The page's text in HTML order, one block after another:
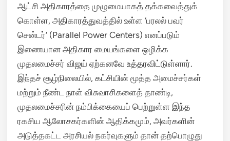
ஆட்சி அதிகாரத்தை முழுமையாகத் தக்கவைத்துக்
கொள்ள, அதிகாரத்துவத்தில் உள்ள ‘பரலல் பவர்
சென்டர்’ (Parallel Power Centers) எனப்படும்
இணையான அதிகார மையங்களை ஒழிக்க
முதலமைச்சர் விஜய் ஏற்கனவே உத்தரவிட்டுள்ளார்.
இந்தச் சூழ்நிலையில், கட்சியின் மூத்த அமைச்சர்கள்
மற்றும் நீண்ட நாள் விசுவாசிகளைத் தாண்டி,
முதலமைச்சரின் நம்பிக்கையைப் பெற்றுள்ள இந்த
ரகசிய ஆலோசகர்களின் ஆதிக்கமும், அவர்களின்
அடுத்தகட்ட அரசியல் நகர்வுகளும் தான் தற்பொழுது